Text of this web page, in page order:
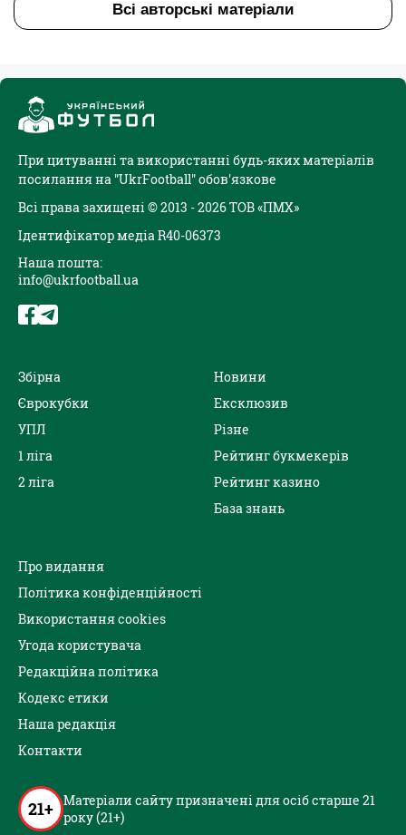
Всі авторські матеріали
При цитуванні та використанні будь-яких матеріалів
посилання на "UkrFootball" обов'язкове
Всі права захищені © 2013 - 2026 ТОВ «ПМХ»
Ідентифікатор медіа R40-06373
Наша пошта:
info@ukrfootball.ua
Збірна
Єврокубки
УПЛ
1 ліга
2 ліга
Новини
Ексклюзив
Різне
Рейтинг букмекерів
Рейтинг казино
База знань
Про видання
Політика конфіденційності
Використання cookies
Угода користувача
Редакційна політика
Кодекс етики
Наша редакція
Контакти
21+ Матеріали сайту призначені для осіб старше 21
року (21+)